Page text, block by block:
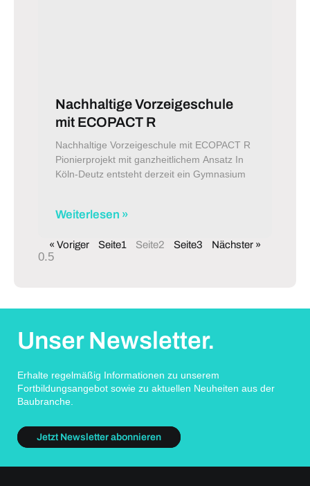
Nachhaltige Vorzeigeschule
mit ECOPACT R
Nachhaltige Vorzeigeschule mit ECOPACT R
Pionierprojekt mit ganzheitlichem Ansatz In
Köln-Deutz entsteht derzeit ein Gymnasium
Weiterlesen »
« Voriger Seite1 Seite2 Seite3 Nächster »
Unser Newsletter.
Erhalte regelmäßig Informationen zu unserem
Fortbildungsangebot sowie zu aktuellen Neuheiten aus der
Baubranche.
Jetzt Newsletter abonnieren